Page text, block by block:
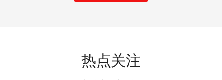
热点关注